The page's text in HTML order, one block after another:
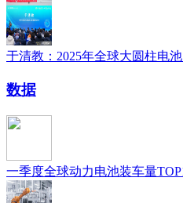
于清教：2025年全球大圆柱电
数据
一季度全球动力电池装车量